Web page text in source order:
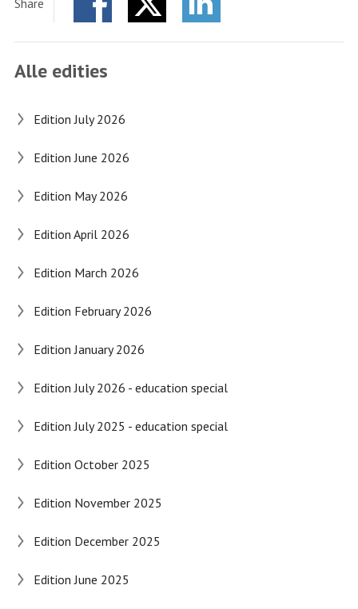
Innovation:
Share
Alle edities
Edition July 2026
Edition June 2026
Edition May 2026
Edition April 2026
Edition March 2026
Edition February 2026
Edition January 2026
Edition July 2026 - education special
Edition July 2025 - education special
Edition October 2025
Edition November 2025
Edition December 2025
Edition June 2025